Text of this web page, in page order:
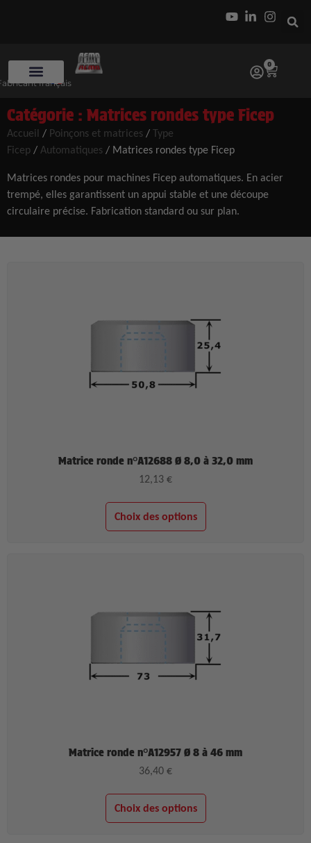
français
0
Catégorie : Matrices rondes type Ficep
Accueil / Poinçons et matrices / Type
Ficep / Automatiques / Matrices rondes type Ficep
Matrices rondes pour machines Ficep automatiques. En acier
trempé, elles garantissent un appui stable et une découpe
circulaire précise. Fabrication standard ou sur plan.
Matrice ronde n°A12688 Ø 8,0 à 32,0 mm
12,13 €
Choix des options
Matrice ronde n°A12957 Ø 8 à 46 mm
36,40 €
Choix des options